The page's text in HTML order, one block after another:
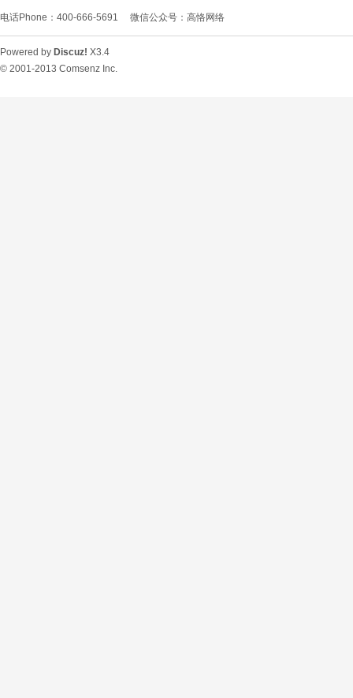
电话Phone：400-666-5691 微信公众号：高恪网络
Powered by Discuz! X3.4
© 2001-2013 Comsenz Inc.